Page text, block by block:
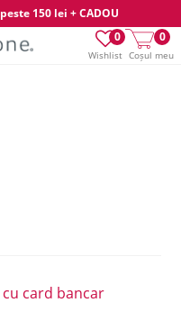
150 lei + CADOU
Wishlist
0
Coșul meu
0